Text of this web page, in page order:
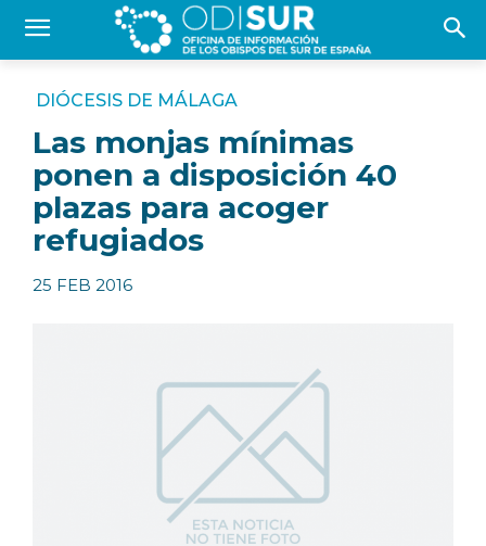
DIÓCESIS DE MÁLAGA
Las monjas mínimas
ponen a disposición 40
plazas para acoger
refugiados
25 FEB 2016